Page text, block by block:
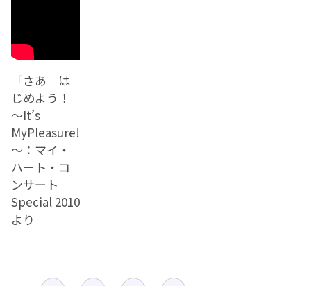
「さあ は
じめよう！
～It’s
MyPleasure!
～：マイ・
ハート・コ
ンサート
Special 2010
より